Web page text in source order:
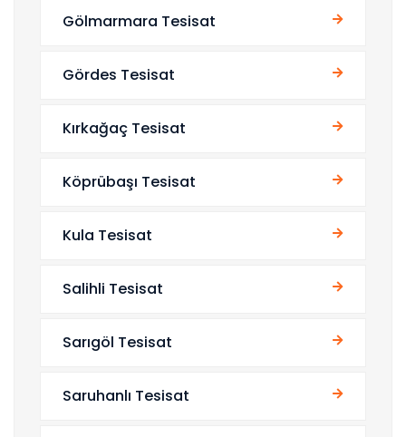
Gölmarmara Tesisat
Gördes Tesisat
Kırkağaç Tesisat
Köprübaşı Tesisat
Kula Tesisat
Salihli Tesisat
Sarıgöl Tesisat
Saruhanlı Tesisat